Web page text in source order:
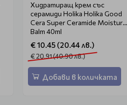
Хидратиращ крем със
серамиди Holika Holika Good
Cera Super Ceramide Moisture
Balm 40ml
€ 10.45 (20.44 лв.)
€ 20.91 (40.90 лв.)
Добави в количката